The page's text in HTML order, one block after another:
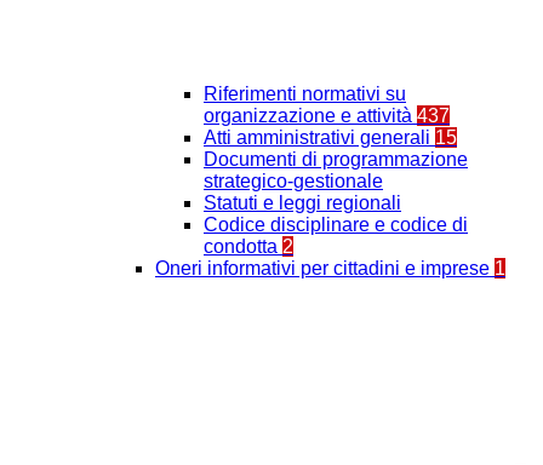
Riferimenti normativi su
organizzazione e attività 437
Atti amministrativi generali 15
Documenti di programmazione
strategico-gestionale
Statuti e leggi regionali
Codice disciplinare e codice di
condotta 2
Oneri informativi per cittadini e imprese 1